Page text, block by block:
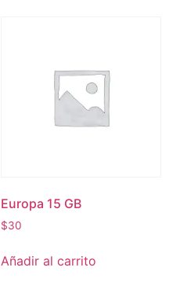
Europa 15 GB
$30
Añadir al carrito